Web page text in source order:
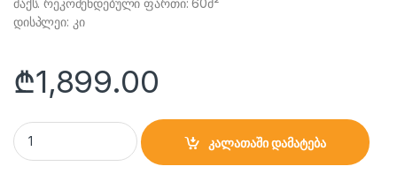
მაქს. რეკომენდებული ფართი: 60მ²
დისპლეი: კი
₾1,899.00
კონდიციონერი CS-51V3G-1B172AE5A 50-60მ² quantity
კალათაში დამატება